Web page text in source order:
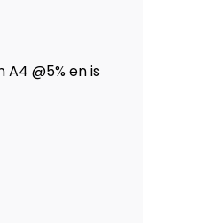
@5% en is